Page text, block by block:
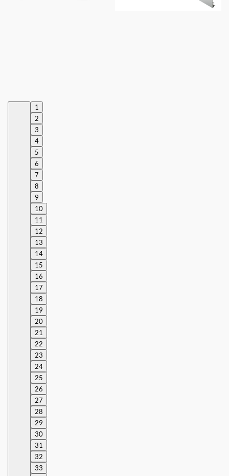
1
2
3
4
5
6
7
8
9
10
11
12
13
14
15
16
17
18
19
20
21
22
23
24
25
26
27
28
29
30
31
32
33